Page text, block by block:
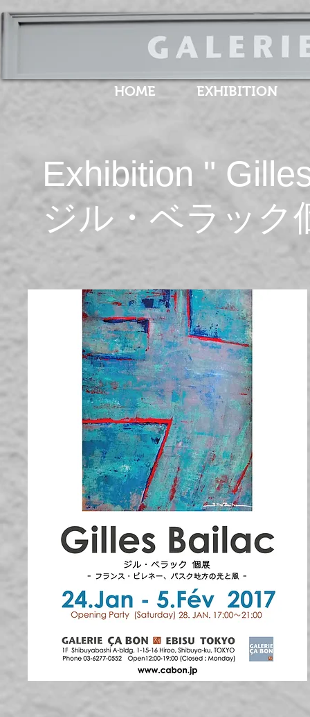
HOME EXHIBITION
Exhibition "
ジル・ベラッ